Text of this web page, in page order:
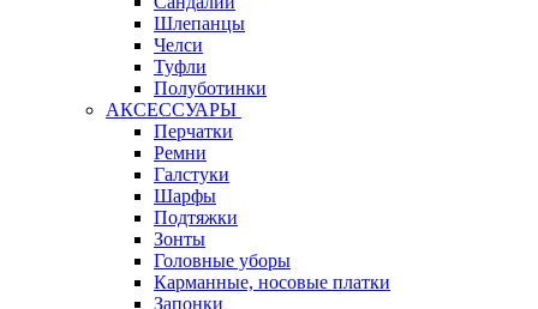
Шлепанцы
Челси
Туфли
Полуботинки
АКСЕССУАРЫ
Перчатки
Ремни
Галстуки
Шарфы
Подтяжки
Зонты
Головные уборы
Карманные, носовые платки
Запонки